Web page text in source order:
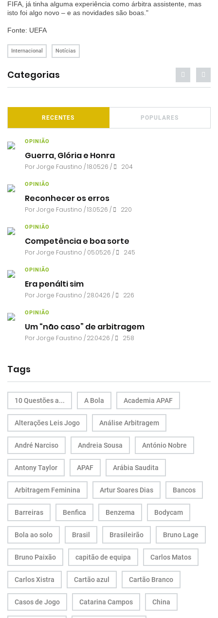
FIFA, já tinha alguma experiência como árbitra assistente, mas
isto foi algo novo – e as novidades são boas."
Fonte: UEFA
Internacional Notícias
Categorias
RECENTES POPULARES
OPINIÃO
Guerra, Glória e Honra
PorJorge Faustino / 18.05.26 / 204
OPINIÃO
Reconhecer os erros
PorJorge Faustino / 13.05.26 / 220
OPINIÃO
Competência e boa sorte
PorJorge Faustino / 05.05.26 / 245
OPINIÃO
Era penálti sim
PorJorge Faustino / 28.04.26 / 226
OPINIÃO
Um “não caso” de arbitragem
PorJorge Faustino / 22.04.26 / 258
Tags
10 Questões a... A Bola Academia APAF
Alterações Leis Jogo Análise Arbitragem
André Narciso Andreia Sousa António Nobre
Antony Taylor APAF Arábia Saudita
Arbitragem Feminina Artur Soares Dias Bancos
Barreiras Benfica Benzema Bodycam
Bola ao solo Brasil Brasileirão Bruno Lage
Bruno Paixão capitão de equipa Carlos Matos
Carlos Xistra Cartão azul Cartão Branco
Casos de Jogo Catarina Campos China